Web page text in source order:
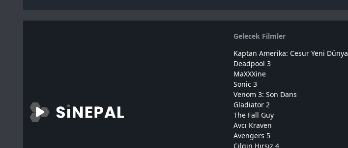
Gelecek Filmler
Kaptan Amerika: Cesur Yeni Dünya
Deadpool 3
MaXXXine
Sonic 3
Venom 3: Son Dans
Gladiator 2
The Fall Guy
Avcı Kraven
Avengers 5
Çılgın Hırsız 4